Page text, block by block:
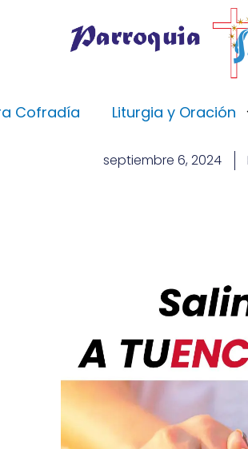
Cofradía Liturgia y Oración
septiembre 6, 2024